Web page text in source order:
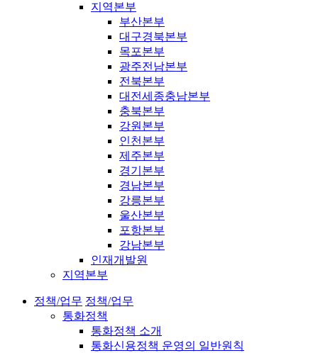
지역본부
부산본부
대구경북본부
목포본부
광주전남본부
전북본부
대전세종충남본부
충북본부
강원본부
인천본부
제주본부
경기본부
경남본부
강릉본부
울산본부
포항본부
강남본부
인재개발원
지역본부
정책/업무 정책/업무
통화정책
통화정책 소개
통화신용정책 운영의 일반원칙